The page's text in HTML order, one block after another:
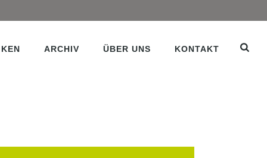
ARCHIV ÜBER UNS KONTAKT